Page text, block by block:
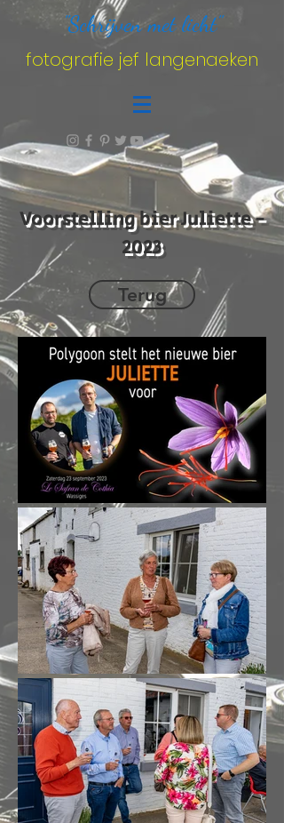
"Schrijven met licht"
fotografie jef langenaeken
Voorstelling bier Juliette -
2023
Terug